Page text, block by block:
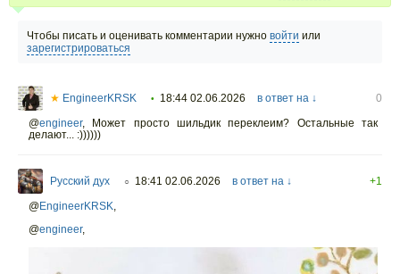
Чтобы писать и оценивать комментарии нужно войти или
зарегистрироваться
★ EngineerKRSK • 18:44 02.06.2026 в ответ на ↓
0
@engineer,
Может просто шильдик переклеим? Остальные так
делают... :))))))
Русский дух ○ 18:41 02.06.2026 в ответ на ↓
+1
@EngineerKRSK
@engineer,